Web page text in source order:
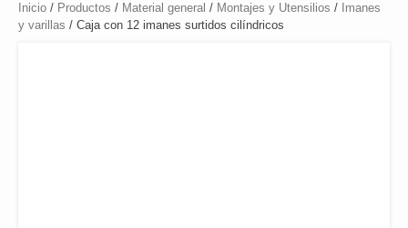
Inicio / Productos / Material general / Montajes y Utensilios / Imanes
y varillas / Caja con 12 imanes surtidos cilíndricos